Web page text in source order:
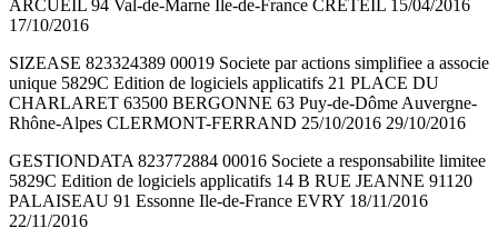
ARCUEIL 94 Val-de-Marne Ile-de-France CRETEIL 15/04/2016
17/10/2016
SIZEASE 823324389 00019 Societe par actions simplifiee a associe
unique 5829C Edition de logiciels applicatifs 21 PLACE DU
CHARLARET 63500 BERGONNE 63 Puy-de-Dôme Auvergne-
Rhône-Alpes CLERMONT-FERRAND 25/10/2016 29/10/2016
GESTIONDATA 823772884 00016 Societe a responsabilite limitee
5829C Edition de logiciels applicatifs 14 B RUE JEANNE 91120
PALAISEAU 91 Essonne Ile-de-France EVRY 18/11/2016
22/11/2016